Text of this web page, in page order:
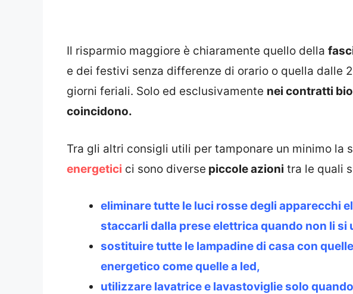
Il risparmio maggiore è chiaramente quello della
e dei festivi senza differenze di orario o quella dalle
giorni feriali. Solo ed esclusivamente nei contratti
coincidono.
Tra gli altri consigli utili per tamponare un minimo la
energetici ci sono diverse piccole azioni tra le quali
eliminare tutte le luci rosse degli apparecchi
staccarli dalla prese elettrica quando non li si
sostituire tutte le lampadine di casa con
energetico come quelle a led,
utilizzare lavatrice e lavastoviglie solo